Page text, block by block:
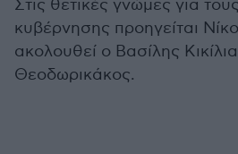
Στις θετικές γνώμες για
κυβέρνησης προηγείται
ακολουθεί ο Βασίλης
Θεοδωρικάκος.